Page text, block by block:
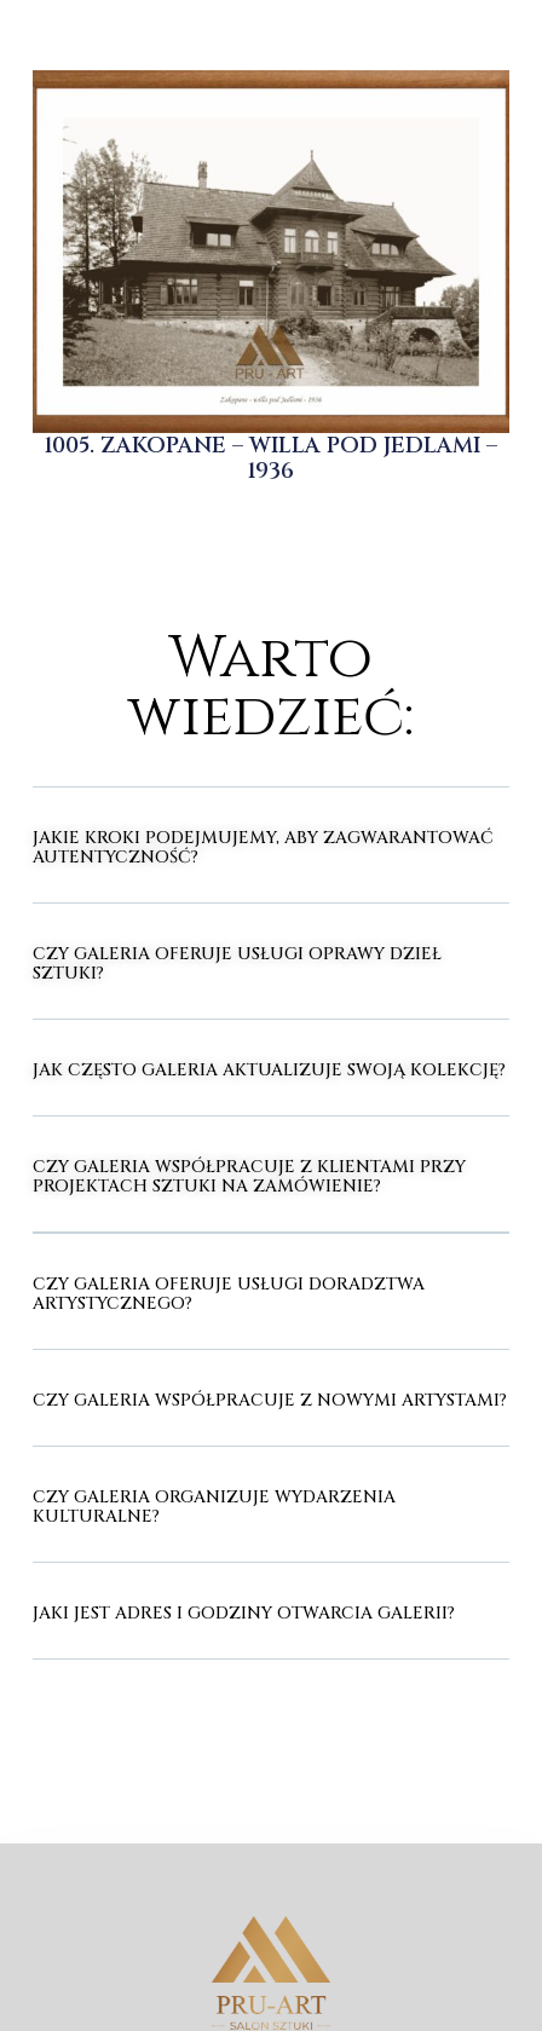
1005. ZAKOPANE – WILLA POD JEDLAMI –
1936
Warto
wiedzieć:
JAKIE KROKI PODEJMUJEMY, ABY ZAGWARANTOWAĆ
AUTENTYCZNOŚĆ?
CZY GALERIA OFERUJE USŁUGI OPRAWY DZIEŁ
SZTUKI?
JAK CZĘSTO GALERIA AKTUALIZUJE SWOJĄ KOLEKCJĘ?
CZY GALERIA WSPÓŁPRACUJE Z KLIENTAMI PRZY
PROJEKTACH SZTUKI NA ZAMÓWIENIE?
CZY GALERIA OFERUJE USŁUGI DORADZTWA
ARTYSTYCZNEGO?
CZY GALERIA WSPÓŁPRACUJE Z NOWYMI ARTYSTAMI?
CZY GALERIA ORGANIZUJE WYDARZENIA
KULTURALNE?
JAKI JEST ADRES I GODZINY OTWARCIA GALERII?